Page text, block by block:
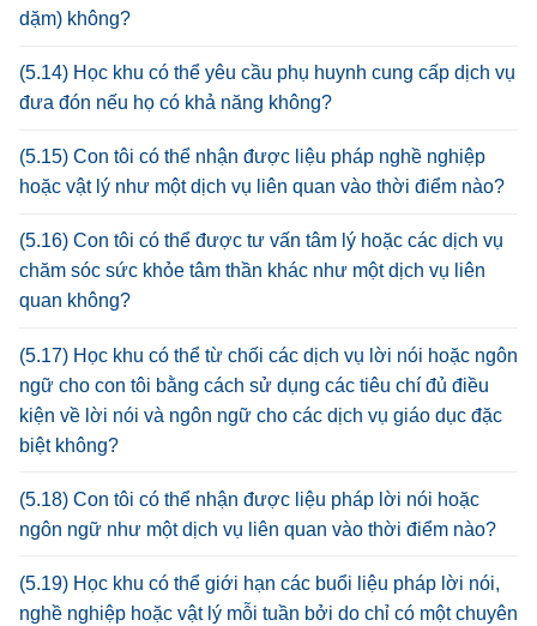
dặm) không?
(5.14) Học khu có thể yêu cầu phụ huynh cung cấp dịch vụ
đưa đón nếu họ có khả năng không?
(5.15) Con tôi có thể nhận được liệu pháp nghề nghiệp
hoặc vật lý như một dịch vụ liên quan vào thời điểm nào?
(5.16) Con tôi có thể được tư vấn tâm lý hoặc các dịch vụ
chăm sóc sức khỏe tâm thần khác như một dịch vụ liên
quan không?
(5.17) Học khu có thể từ chối các dịch vụ lời nói hoặc ngôn
ngữ cho con tôi bằng cách sử dụng các tiêu chí đủ điều
kiện về lời nói và ngôn ngữ cho các dịch vụ giáo dục đặc
biệt không?
(5.18) Con tôi có thể nhận được liệu pháp lời nói hoặc
ngôn ngữ như một dịch vụ liên quan vào thời điểm nào?
(5.19) Học khu có thể giới hạn các buổi liệu pháp lời nói,
nghề nghiệp hoặc vật lý mỗi tuần bởi do chỉ có một chuyên